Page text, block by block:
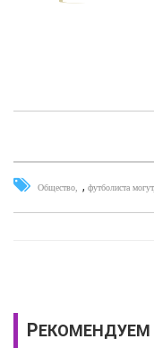
Общество , футболиста могут
РЕКОМЕНДУЕМ